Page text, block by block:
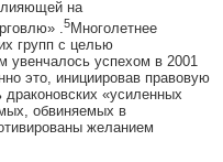
на
.5Многолетнее
групп с целью
увенчалось успехом в 2001
это, инициировав правовую
драконовских «усиленных
обвиняемых в
желанием